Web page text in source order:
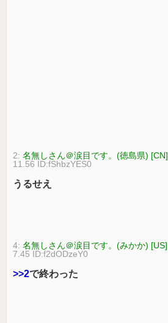
2:名無しさん＠涙目です。(徳島県) [CN]
11.56 ID:fShbzYES0
うるせえ
4:名無しさん＠涙目です。(みかか) [US]
7.45 ID:f2dODzeY0
>>2で終わった